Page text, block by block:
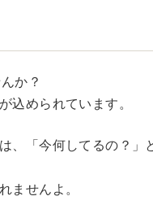
か？
込められています。
、「今何してるの？」
ませんよ。